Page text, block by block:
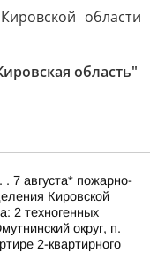
области
область"
7 августа* пожарно-
Кировской
2 техногенных
округ, п.
2-квартирного